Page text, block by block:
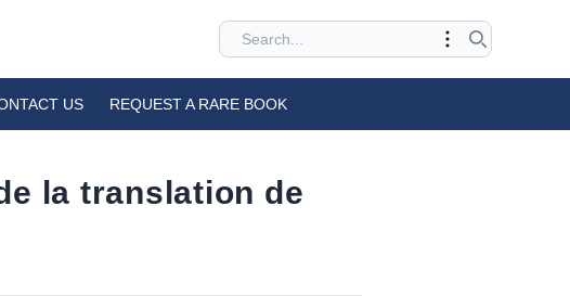
US REQUEST A RARE BOOK
la translation de